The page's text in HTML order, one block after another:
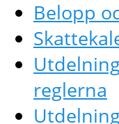
Belopp
reglerna